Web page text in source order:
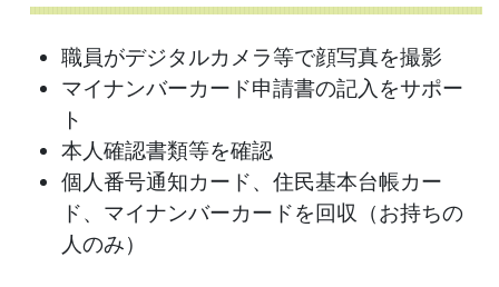
職員がデジタルカメラ等で顔写真を撮影
マイナンバーカード申請書の記入をサポー
ト
本人確認書類等を確認
個人番号通知カード、住民基本台帳カー
ド、マイナンバーカードを回収（お持ちの
人のみ）